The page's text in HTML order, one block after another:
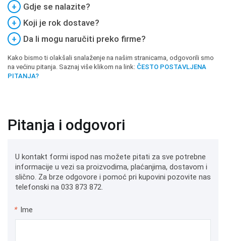
+
Gdje se nalazite?
+
Koji je rok dostave?
+
Da li mogu naručiti preko firme?
Kako bismo ti olakšali snalaženje na našim stranicama, odgovorili smo
na većinu pitanja. Saznaj više klikom na link: ČESTO POSTAVLJENA
PITANJA?
Pitanja i odgovori
U kontakt formi ispod nas možete pitati za sve potrebne
informacije u vezi sa proizvodima, plaćanjima, dostavom i
slično. Za brze odgovore i pomoć pri kupovini pozovite nas
telefonski na 033 873 872.
* Ime